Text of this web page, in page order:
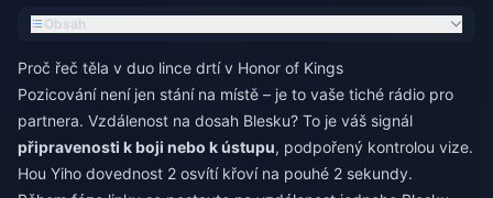
Obsah
Proč řeč těla v duo lince drtí v Honor of Kings
Pozicování není jen stání na místě – je to vaše tiché rádio pro
partnera. Vzdálenost na dosah Blesku? To je váš signál
připravenosti k boji nebo k ústupu, podpořený kontrolou vize.
Hou Yiho dovednost 2 osvítí křoví na pouhé 2 sekundy.